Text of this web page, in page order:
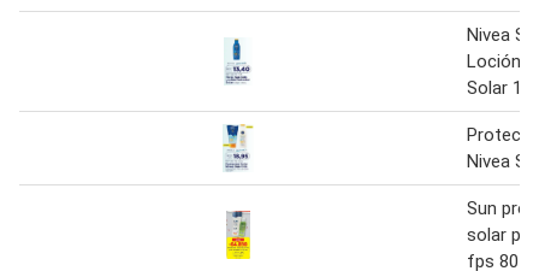
Nivea
Loción
Solar
Nivea
Sun pro
solar
fps 80